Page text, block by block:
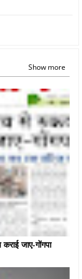
Show more
जाए-गोंगपा